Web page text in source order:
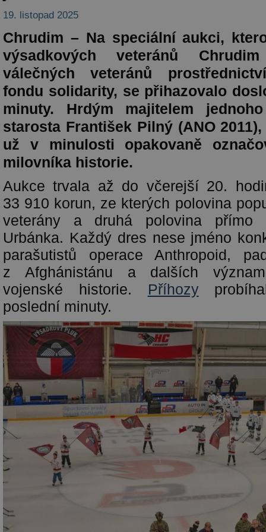
19. listopad 2025
Chrudim – Na speciální aukci,
výsadkových veteránů
válečných veteránů
fondu solidarity, se přihazovalo
minuty. Hrdým majitelem
starosta František Pilný (ANO
už v minulosti opakovaně
milovníka historie.
Aukce trvala až do včerejší 20.
33 910 korun, ze kterých polovina
veterány a druhá polovina přímo
Urbánka. Každý dres nese jméno
parašutistů operace Anthropoid,
z Afghánistánu a dalších
vojenské historie. Příhozy
poslední minuty.